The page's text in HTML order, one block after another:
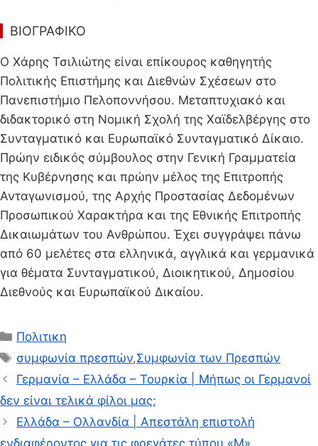
ΒΙΟΓΡΑΦΙΚΟ
Ο Χάρης Τσιλιώτης είναι επίκουρος καθηγητής
Πολιτικής Επιστήμης και Διεθνών Σχέσεων στο
Πανεπιστήμιο Πελοποννήσου. Μεταπτυχιακό και
διδακτορικό στη Νομική Σχολή της Χαϊδελβέργης στο
Συνταγματικό και Ευρωπαϊκό Συνταγματικό Δίκαιο.
Πρώην ειδικός σύμβουλος στην Γενική Γραμματεία
της Κυβέρνησης και πρώην μέλος της Επιτροπής
Ανταγωνισμού, της Αρχής Προστασίας Δεδομένων
Προσωπικού Χαρακτήρα και της Εθνικής Επιτροπής
Δικαιωμάτων του Ανθρώπου. Έχει συγγράψει πάνω
από 60 μελέτες στα ελληνικά, αγγλικά και γερμανικά
για θέματα Συνταγματικού, Διοικητικού, Δημοσίου
Διεθνούς και Ευρωπαϊκού Δικαίου.
Κατηγορίες
Πολιτικη
Ετικέτες
συμφωνία πρεσπών,Συμφωνία των Πρεσπών
Γερμανία – Ελλάδα – Τουρκία | Μήπως οι Γερμανοί
δεν είναι τελικά φίλοι μας;
Ελλάδα – Ολλανδία | Απεστάλη επιστολή
ενδιαφέροντος για τις φρεγάτες τύπου «Μ»